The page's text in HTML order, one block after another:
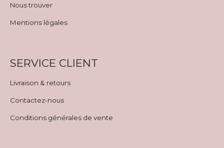
Nous trouver
Mentions légales
SERVICE CLIENT
Livraison & retours
Contactez-nous
Conditions générales de vente